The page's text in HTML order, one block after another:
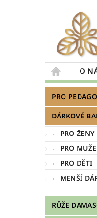
O
PRO
DÁRKOVÉ
PRO ŽENY
PRO MUŽE
PRO DĚTI
MENŠÍ
RŮŽE